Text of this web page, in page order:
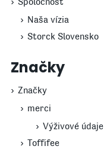
Spoločnosť
Naša vízia
Storck Slovensko
Značky
Značky
merci
Výživové údaje
Toffifee